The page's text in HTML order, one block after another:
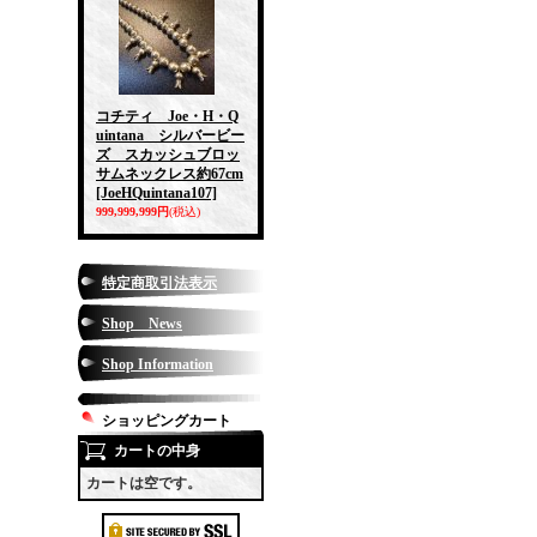
コチティ Joe・H・Q
uintana シルバービー
ズ スカッシュブロッ
サムネックレス約67cm
[JoeHQuintana107]
999,999,999円(税込)
特定商取引法表示
Shop News
Shop Information
ショッピングカート
カートの中身
カートは空です。